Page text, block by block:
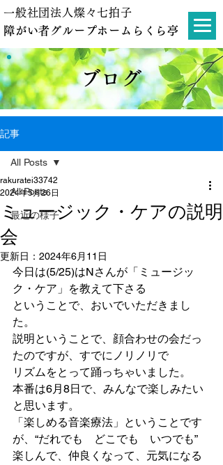
一般社団法人燦々七拍子
障がい者グループホームらくら亭
ブログ
記事
All Posts
最近の様子
All Posts
ミュージック・ケアの説明
会
rakuratei33742
2024年5月26日
更新日： 2024年6月11日
今日は(5/25)はNさんが「ミュージッ
ク・ケア」を教えて下さる
ということで、おいでいただきまし
た。
説明ということで、顔合わせの会だっ
たのですが、すでにノリノリで
リズムをとって踊っちゃいました。
本番は6月8日で、みんなで楽しみたい
と思います。
「楽しめる音楽療法」ということです
が、“だれでも　どこでも　いつでも”
楽しんで、仲良くなって、元気になる